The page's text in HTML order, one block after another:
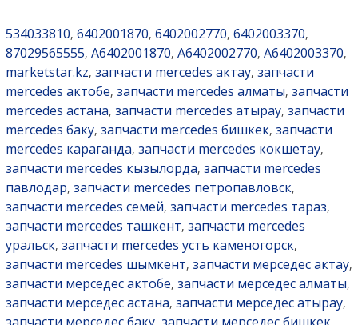
534033810, 6402001870, 6402002770, 6402003370,
87029565555, A6402001870, A6402002770, A6402003370,
marketstar.kz, запчасти mercedes актау, запчасти
mercedes актобе, запчасти mercedes алматы, запчасти
mercedes астана, запчасти mercedes атырау, запчасти
mercedes баку, запчасти mercedes бишкек, запчасти
mercedes караганда, запчасти mercedes кокшетау,
запчасти mercedes кызылорда, запчасти mercedes
павлодар, запчасти mercedes петропавловск,
запчасти mercedes семей, запчасти mercedes тараз,
запчасти mercedes ташкент, запчасти mercedes
уральск, запчасти mercedes усть каменогорск,
запчасти mercedes шымкент, запчасти мерседес актау,
запчасти мерседес актобе, запчасти мерседес алматы,
запчасти мерседес астана, запчасти мерседес атырау,
, ,